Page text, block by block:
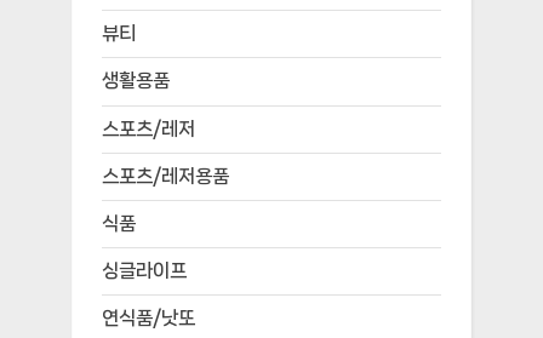
뷰티
생활용품
스포츠/레저
스포츠/레저용품
식품
싱글라이프
연식품/낫또